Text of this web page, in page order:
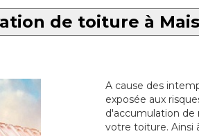
de toiture à
A cause des
exposée aux
d'accumulation de
votre toiture. Ainsi